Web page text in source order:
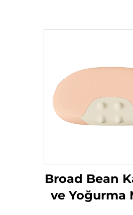
Broad Bean
ve Yoğurma